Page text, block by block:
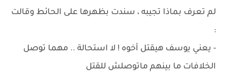
لم تعرف بماذا تجيبه ، سندت بظهرها على الحائط وقالت
:
- يعني يوسف هيقتل أخوه ! لا استحالة .. مهما توصل
الخلافات ما بينهم ماتوصلش للقتل